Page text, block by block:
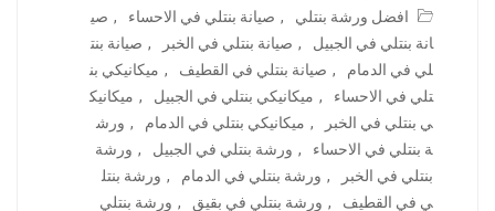
افضل ورشة بنتلي
, صيانة بنتلي في الاحساء , صي
انة بنتلي في الجبيل
, صيانة بنتلي في الخبر , صيانة بنت
لي في الدمام
, صيانة بنتلي في القطيف , ميكانيكي بن
تلي في الاحساء
, ميكانيكي بنتلي في الجبيل , ميكانيك
ي بنتلي في الخبر
, ميكانيكي بنتلي في الدمام , ورش
ة بنتلي في الاحساء
, ورشة بنتلي في الجبيل , ورشة
بنتلي في الخبر
, ورشة بنتلي في الدمام , ورشة بنتل
ي في القطيف
, ورشة بنتلي في بقيق , ورشة بنتلي